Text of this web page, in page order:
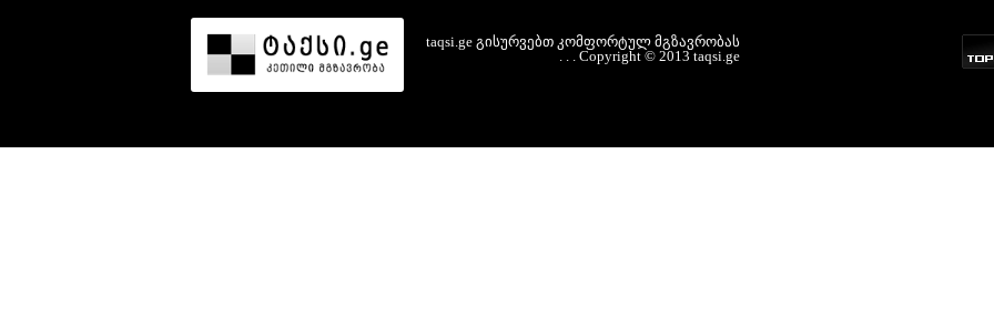
taqsi.ge გისურვებთ კომფორტულ მგზავრობას
. . . Copyright © 2013 taqsi.ge